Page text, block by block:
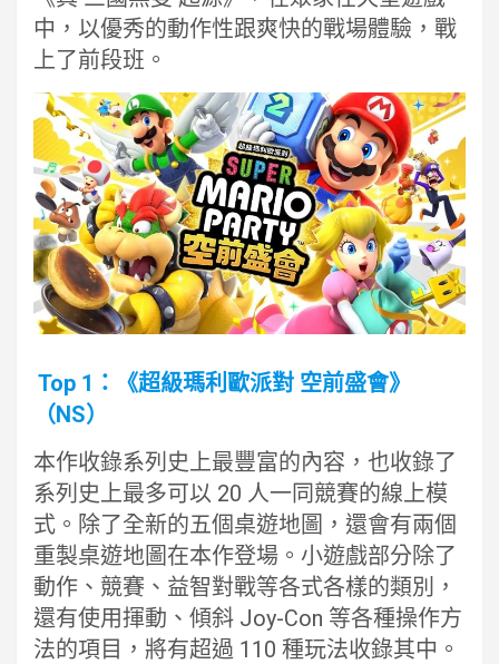
中，以優秀的動作性跟爽快的戰場體驗，戰
上了前段班。
Top 1：《超級瑪利歐派對 空前盛會》
（NS）
本作收錄系列史上最豐富的內容，也收錄了
系列史上最多可以 20 人一同競賽的線上模
式。除了全新的五個桌遊地圖，還會有兩個
重製桌遊地圖在本作登場。小遊戲部分除了
動作、競賽、益智對戰等各式各樣的類別，
還有使用揮動、傾斜 Joy-Con 等各種操作方
法的項目，將有超過 110 種玩法收錄其中。